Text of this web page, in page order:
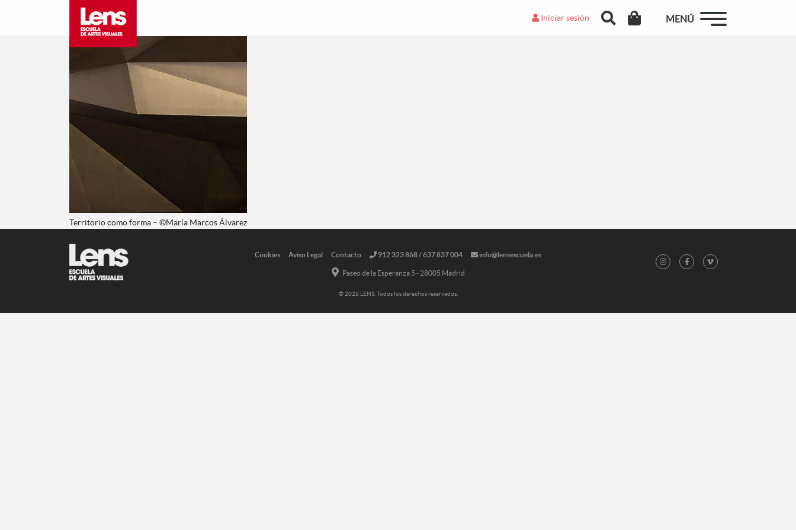
Iniciar sesión MENÚ
Territorio como forma – ©María Marcos Álvarez
Cookies Aviso Legal Contacto 912 323 868 / 637 837 004 info@lensescuela.es
Paseo de la Esperanza 5 - 28005 Madrid
© 2026 LENS. Todos los derechos reservados.